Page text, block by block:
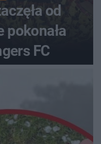
od
pokonała
FC